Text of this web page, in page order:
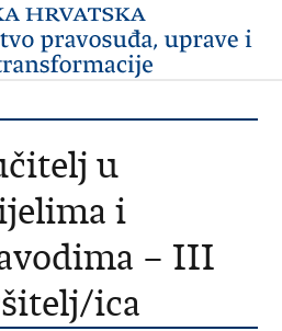
u
i
– III
ica